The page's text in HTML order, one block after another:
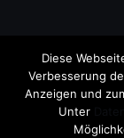
Copyright ©
TechFieber Blog
Diese
Verbesserung
Anzeigen und
Unter